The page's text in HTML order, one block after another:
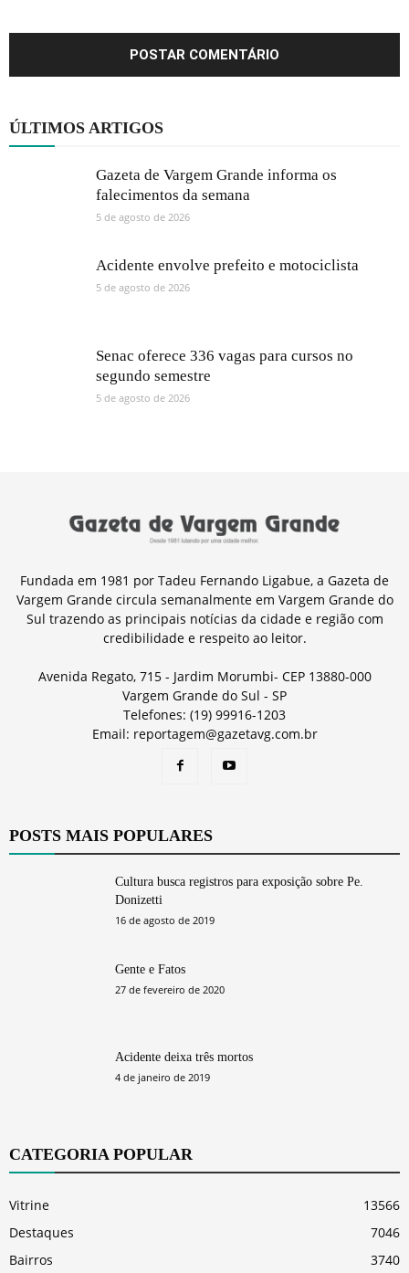
ÚLTIMOS ARTIGOS
Gazeta de Vargem Grande informa os
falecimentos da semana
5 de agosto de 2026
Acidente envolve prefeito e motociclista
5 de agosto de 2026
Senac oferece 336 vagas para cursos no
segundo semestre
5 de agosto de 2026
Fundada em 1981 por Tadeu Fernando Ligabue, a Gazeta de
Vargem Grande circula semanalmente em Vargem Grande do
Sul trazendo as principais notícias da cidade e região com
credibilidade e respeito ao leitor.
Avenida Regato, 715 - Jardim Morumbi- CEP 13880-000
Vargem Grande do Sul - SP
Telefones: (19) 99916-1203
Email: reportagem@gazetavg.com.br
POSTS MAIS POPULARES
Cultura busca registros para exposição sobre Pe.
Donizetti
16 de agosto de 2019
Gente e Fatos
27 de fevereiro de 2020
Acidente deixa três mortos
4 de janeiro de 2019
CATEGORIA POPULAR
Vitrine
13566
Destaques
7046
Bairros
3740